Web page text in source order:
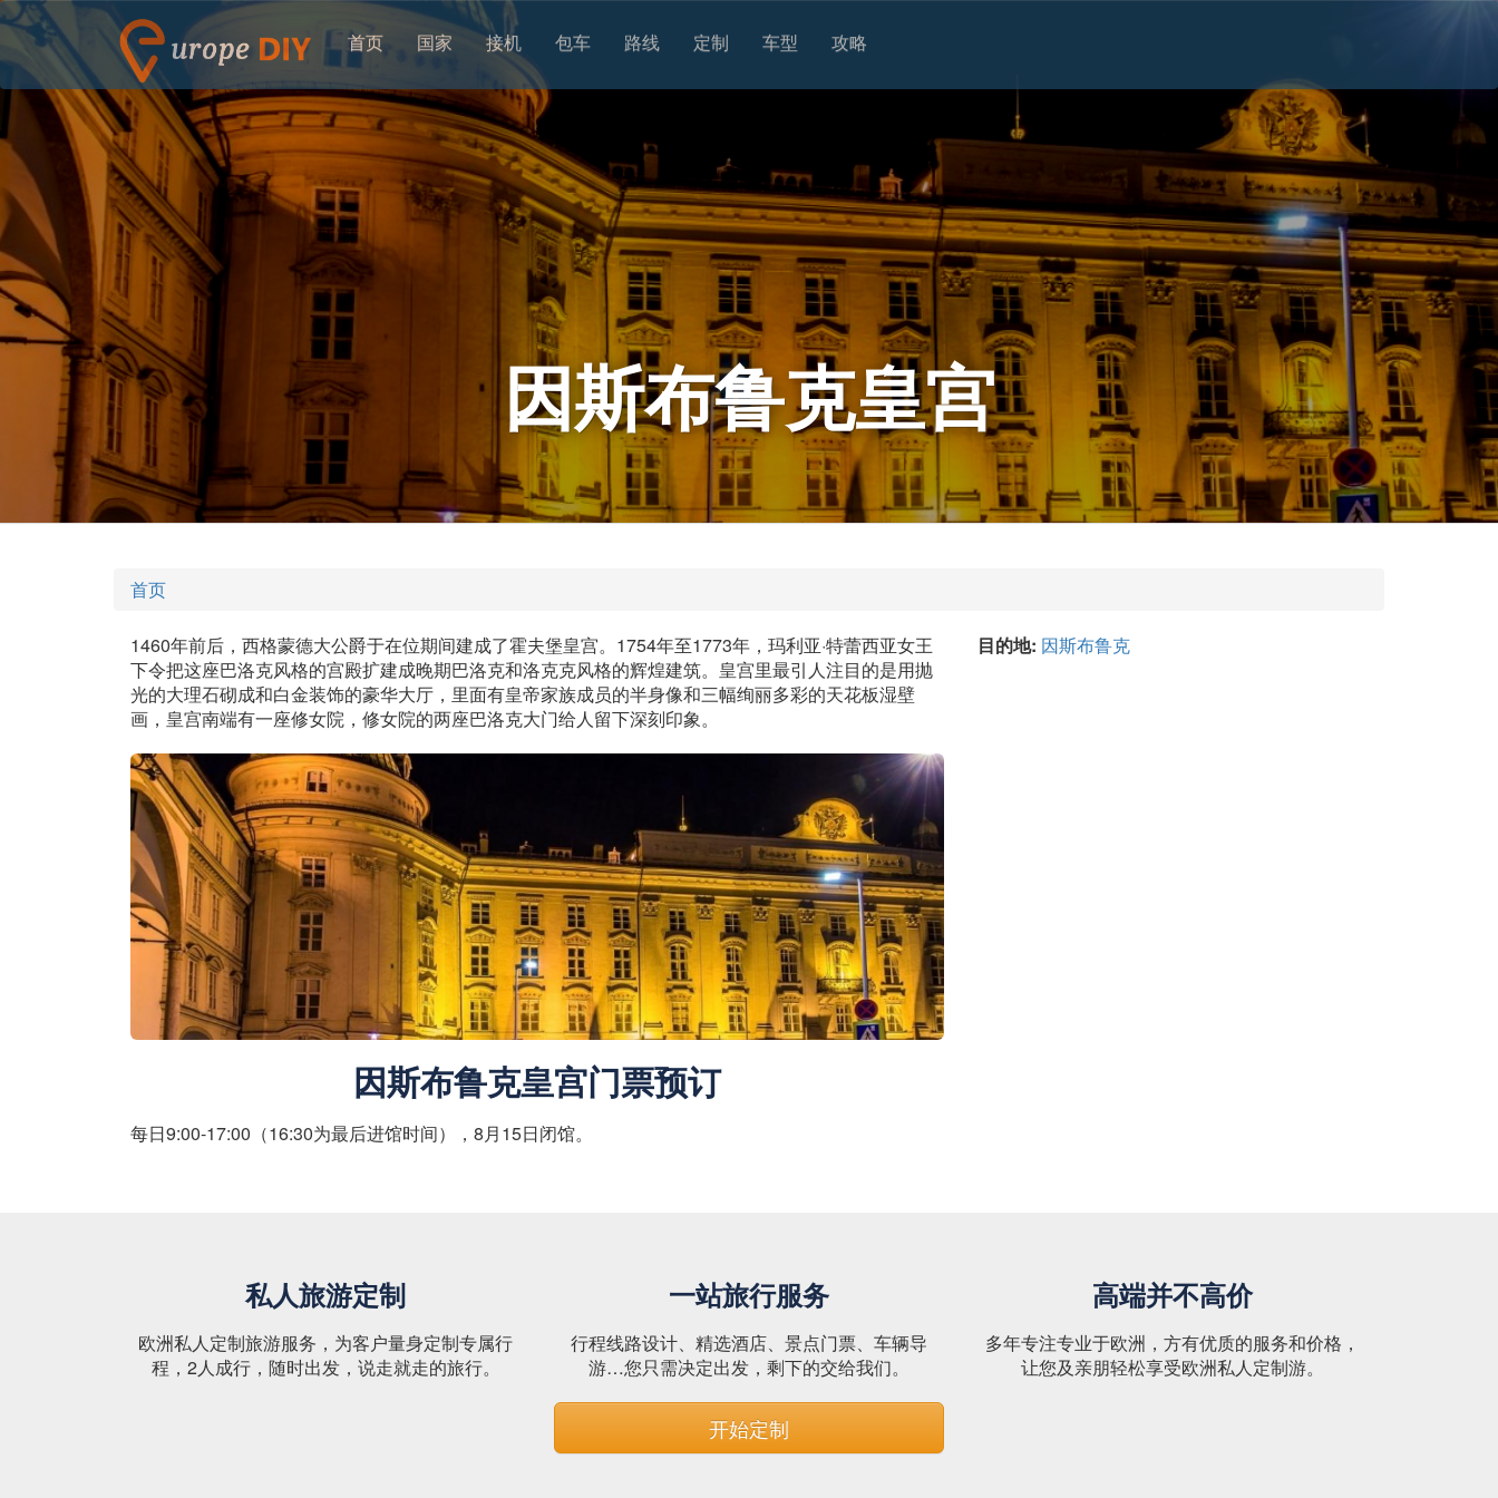
首页 国家 接机 包车 路线 定制 车型 攻略
因斯布鲁克皇宫
首页
1460年前后，西格蒙德大公爵于在位期间建成了霍夫堡皇宫。1754年至1773年，玛利亚·特蕾西亚女王
下令把这座巴洛克风格的宫殿扩建成晚期巴洛克和洛克克风格的辉煌建筑。皇宫里最引人注目的是用抛
光的大理石砌成和白金装饰的豪华大厅，里面有皇帝家族成员的半身像和三幅绚丽多彩的天花板湿壁
画，皇宫南端有一座修女院，修女院的两座巴洛克大门给人留下深刻印象。
因斯布鲁克皇宫门票预订
每日9:00-17:00（16:30为最后进馆时间），8月15日闭馆。
目的地: 因斯布鲁克
私人旅游定制
欧洲私人定制旅游服务，为客户量身定制专属行
程，2人成行，随时出发，说走就走的旅行。
一站旅行服务
行程线路设计、精选酒店、景点门票、车辆导
游…您只需决定出发，剩下的交给我们。
高端并不高价
多年专注专业于欧洲，方有优质的服务和价格，
让您及亲朋轻松享受欧洲私人定制游。
开始定制